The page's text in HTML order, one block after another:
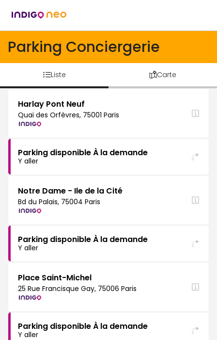
Parking Conciergerie
Liste Carte
Harlay Pont Neuf
Quai des Orfèvres, 75001 Paris
Parking disponible À la demande
Y aller
Notre Dame - Ile de la Cité
Bd du Palais, 75004 Paris
Parking disponible À la demande
Y aller
Place Saint-Michel
25 Rue Francisque Gay, 75006 Paris
Parking disponible À la demande
Y aller